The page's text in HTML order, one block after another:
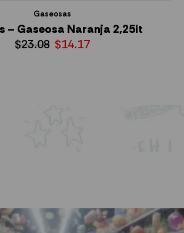
Gaseosas
– Gaseosa Naranja 2,25lt
$23.08 $14.17